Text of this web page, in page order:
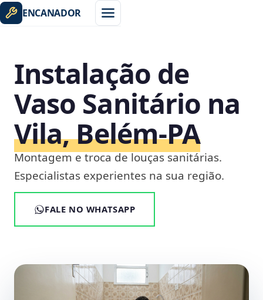
ENCANADOR
Instalação de
Vaso Sanitário na
Vila, Belém‑PA
Montagem e troca de louças sanitárias.
Especialistas experientes na sua região.
FALE NO WHATSAPP